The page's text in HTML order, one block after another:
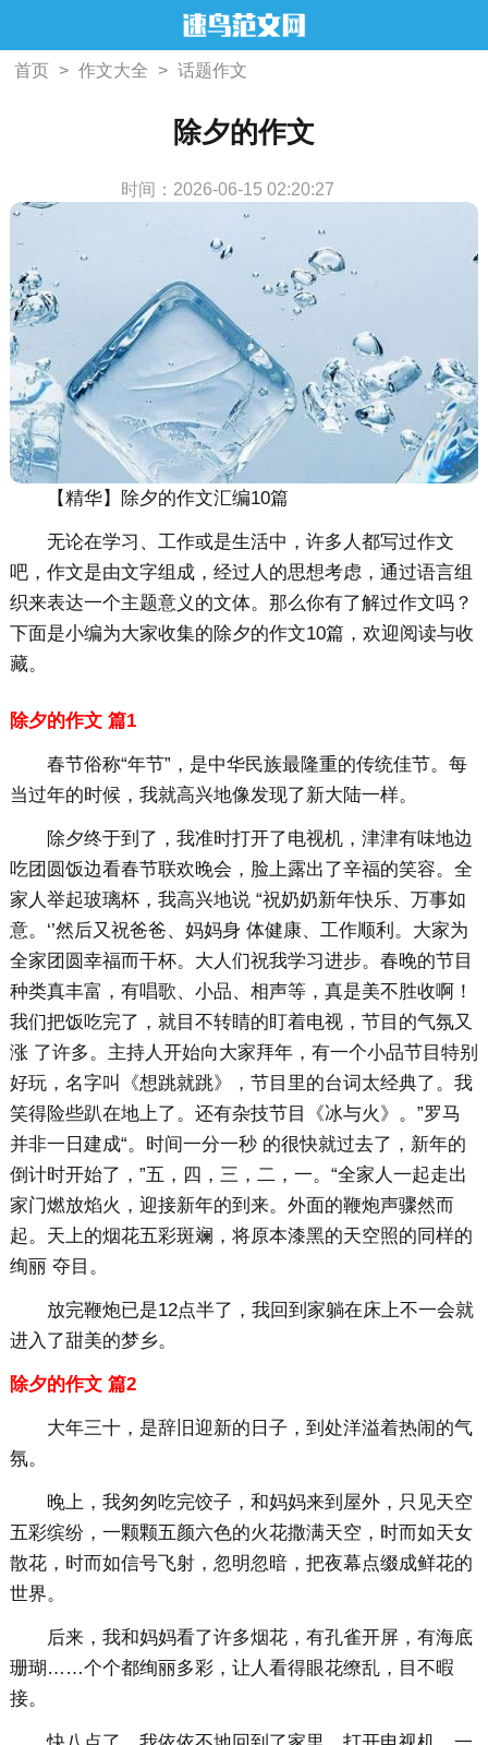
首页 > 作文大全 > 话题作文
除夕的作文
时间：2026-06-15 02:20:27
【精华】除夕的作文汇编10篇
无论在学习、工作或是生活中，许多人都写过作文
吧，作文是由文字组成，经过人的思想考虑，通过语言组
织来表达一个主题意义的文体。那么你有了解过作文吗？
下面是小编为大家收集的除夕的作文10篇，欢迎阅读与收
藏。
除夕的作文 篇1
春节俗称“年节”，是中华民族最隆重的传统佳节。每
当过年的时候，我就高兴地像发现了新大陆一样。
除夕终于到了，我准时打开了电视机，津津有味地边
吃团圆饭边看春节联欢晚会，脸上露出了辛福的笑容。全
家人举起玻璃杯，我高兴地说 “祝奶奶新年快乐、万事如
意。‘’然后又祝爸爸、妈妈身 体健康、工作顺利。大家为
全家团圆幸福而干杯。大人们祝我学习进步。春晚的节目
种类真丰富，有唱歌、小品、相声等，真是美不胜收啊！
我们把饭吃完了，就目不转睛的盯着电视，节目的气氛又
涨 了许多。主持人开始向大家拜年，有一个小品节目特别
好玩，名字叫《想跳就跳》，节目里的台词太经典了。我
笑得险些趴在地上了。还有杂技节目《冰与火》。”罗马
并非一日建成“。时间一分一秒 的很快就过去了，新年的
倒计时开始了，”五，四，三，二，一。“全家人一起走出
家门燃放焰火，迎接新年的到来。外面的鞭炮声骤然而
起。天上的烟花五彩斑斓，将原本漆黑的天空照的同样的
绚丽 夺目。
放完鞭炮已是12点半了，我回到家躺在床上不一会就
进入了甜美的梦乡。
除夕的作文 篇2
大年三十，是辞旧迎新的日子，到处洋溢着热闹的气
氛。
晚上，我匆匆吃完饺子，和妈妈来到屋外，只见天空
五彩缤纷，一颗颗五颜六色的火花撒满天空，时而如天女
散花，时而如信号飞射，忽明忽暗，把夜幕点缀成鲜花的
世界。
后来，我和妈妈看了许多烟花，有孔雀开屏，有海底
珊瑚……个个都绚丽多彩，让人看得眼花缭乱，目不暇
接。